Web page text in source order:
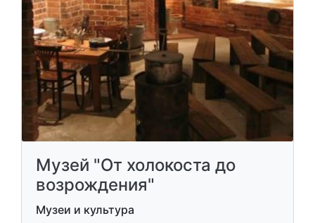
Музей "От холокоста до
возрождения"
Музеи и культура